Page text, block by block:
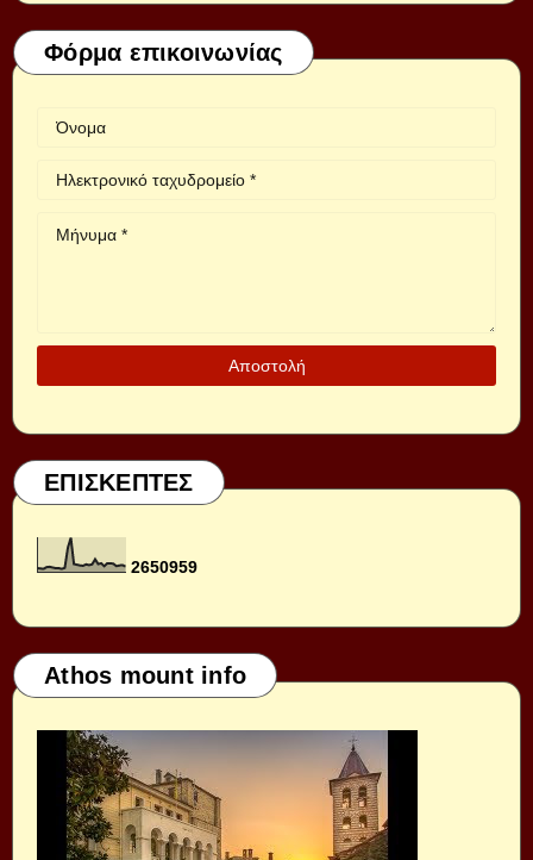
Φόρμα επικοινωνίας
ΕΠΙΣΚΕΠΤΕΣ
2650959
Athos mount info